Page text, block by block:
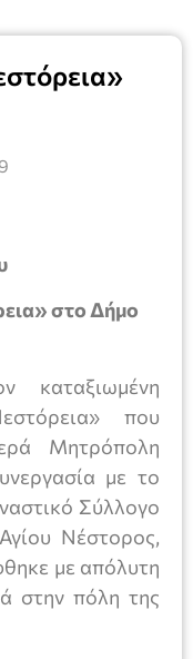
στο Δήμο
καταξιωμένη
που
Μητρόπολη
με το
Σύλλογο
Νέστορος,
με απόλυτη
στην πόλη της